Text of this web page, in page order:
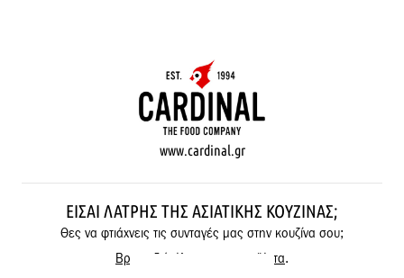
www.cardinal.gr
ΕΊΣΑΙ ΛΆΤΡΗΣ ΤΗΣ ΑΣΙΑΤΙΚΉΣ ΚΟΥΖΊΝΑΣ;
Θες να φτιάχνεις τις συνταγές μας στην κουζίνα σου;
Βρες εδώ όλα μας τα προϊόντα.